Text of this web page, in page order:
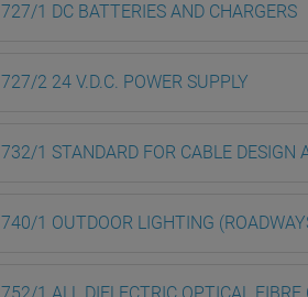
727/1 DC BATTERIES AND CHARGERS
727/2 24 V.D.C. POWER SUPPLY
732/1 STANDARD FOR CABLE DESIGN
740/1 OUTDOOR LIGHTING